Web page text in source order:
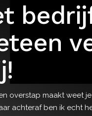
overstap maakt weet
achteraf ben ik echt